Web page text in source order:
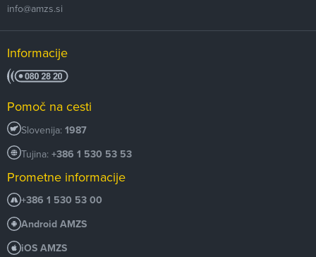
info@amzs.si
Informacije
Pomoč na cesti
Slovenija: 1987
Tujina: +386 1 530 53 53
Prometne informacije
+386 1 530 53 00
Android AMZS
iOS AMZS